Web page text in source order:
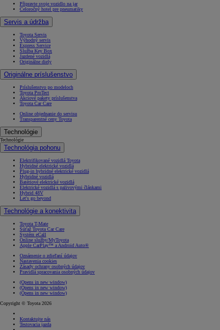
Připravte svoje vozidlo na jar
Celoročný hotel pre pneumatiky
Servis a údržba
Toyota Servis
Výhodný servis
Express Service
Služba Key Box
Jazdené vozidlá
Originálne diely
Originálne príslušenstvo
Príslušenstvo po modeloch
Toyota ProTect
Akciové pakety príslušenstva
Toyota Car Care
Online objednanie do servisu
Transparentné ceny Toyota
Technológie
Technológie
Technológia pohonu
Elektrifikované vozidlá Toyota
Hybridné elektrické vozidlá
Plug-in hybridné elektrické vozidlá
Hybridné vozidlá
Batériové elektrické vozidlá
Elektrické vozidlá s palivovými článkami
Hybrid 48V
Let's go beyond
Technológie a konektivita
Toyota T-Mate
Súťaž Toyota Car Care
Systém eCall
Online služby/MyToyota
Apple CarPlay™ a Android Auto®
Oznámenie o zdieľaní údajov
Nastavenia cookies
Zásady ochrany osobných údajov
Pravidlá spracovania osobných údajov
(Opens in new window)
(Opens in new window)
(Opens in new window)
Copyright © Toyota 2026
Kontaktujte nás
Testovacia jazda